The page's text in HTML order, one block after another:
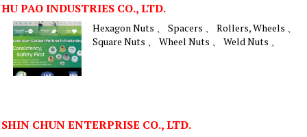
HU PAO INDUSTRIES CO., LTD.
Hexagon Nuts 、 Spacers 、 Rollers, Wheels 、
Square Nuts 、 Wheel Nuts 、 Weld Nuts 、
SHIN CHUN ENTERPRISE CO., LTD.